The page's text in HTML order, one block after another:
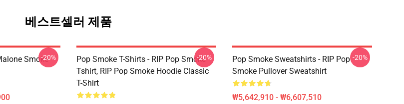
베스트셀러 제품
Smoke-20%
Pop Smoke T-Shirts - RIP Pop Smoke
Tshirt, RIP Pop Smoke Hoodie Classic
T-Shirt
-20%
Pop Smoke Sweatshirts - RIP Pop
Smoke Pullover Sweatshirt
₩5,642,910 - ₩6,607,510
-20%